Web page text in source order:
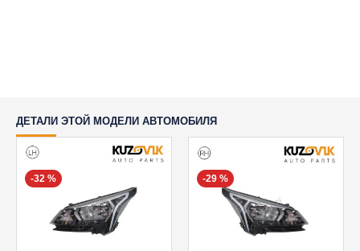
ДЕТАЛИ ЭТОЙ МОДЕЛИ АВТОМОБИЛЯ
-32 % -29 %